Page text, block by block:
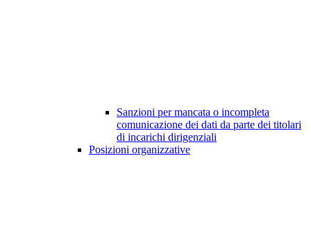
Sanzioni per mancata o incompleta
comunicazione dei dati da parte dei titolari
di incarichi dirigenziali
Posizioni organizzative